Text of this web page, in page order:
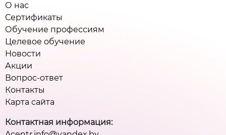
О нас
Сертификаты
Обучение профессиям
Целевое обучение
Новости
Акции
Вопрос-ответ
Контакты
Карта сайта
Контактная информация: